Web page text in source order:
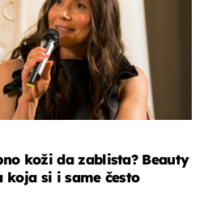
koži da zablista? Beauty
si i same često